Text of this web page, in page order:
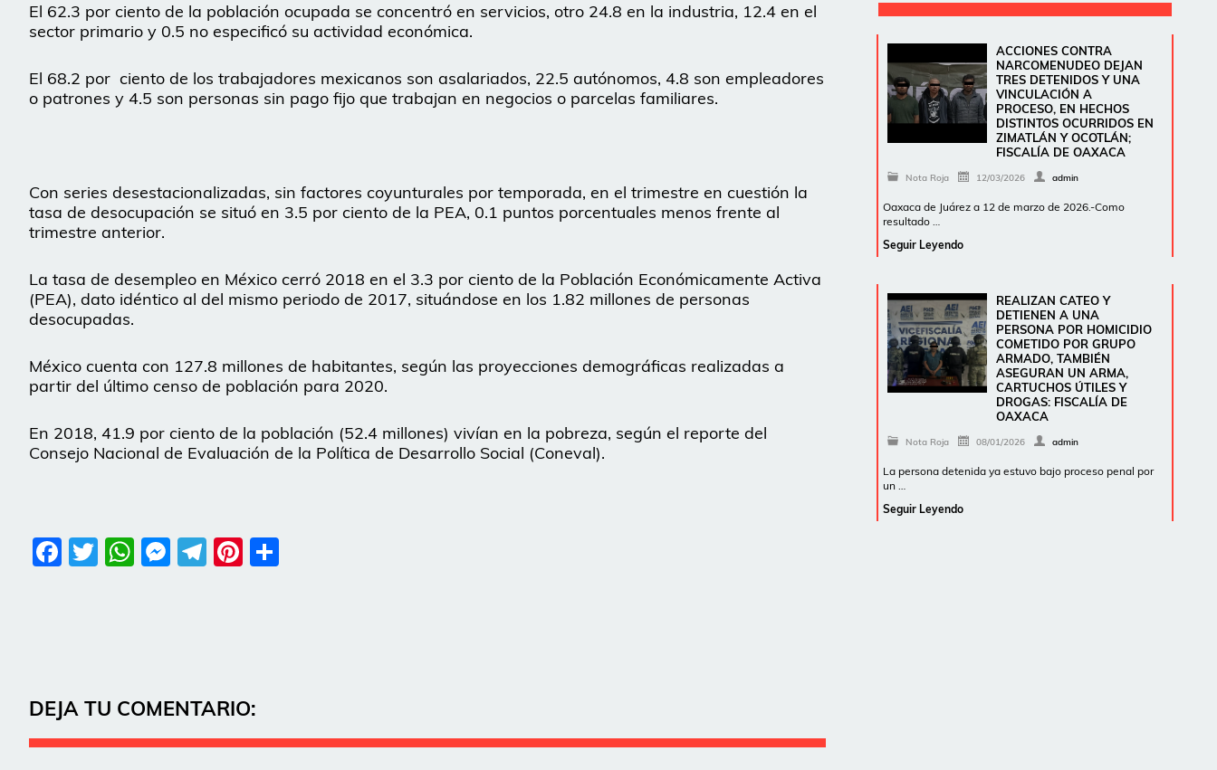
El 62.3 por ciento de la población ocupada se concentró en servicios, otro 24.8 en la industria, 12.4 en el
sector primario y 0.5 no especificó su actividad económica.
El 68.2 por ciento de los trabajadores mexicanos son asalariados, 22.5 autónomos, 4.8 son empleadores
o patrones y 4.5 son personas sin pago fijo que trabajan en negocios o parcelas familiares.
Con series desestacionalizadas, sin factores coyunturales por temporada, en el trimestre en cuestión la
tasa de desocupación se situó en 3.5 por ciento de la PEA, 0.1 puntos porcentuales menos frente al
trimestre anterior.
La tasa de desempleo en México cerró 2018 en el 3.3 por ciento de la Población Económicamente Activa
(PEA), dato idéntico al del mismo periodo de 2017, situándose en los 1.82 millones de personas
desocupadas.
México cuenta con 127.8 millones de habitantes, según las proyecciones demográficas realizadas a
partir del último censo de población para 2020.
En 2018, 41.9 por ciento de la población (52.4 millones) vivían en la pobreza, según el reporte del
Consejo Nacional de Evaluación de la Política de Desarrollo Social (Coneval).
Facebook
Twitter
WhatsApp
Messenger
Telegram
Pinterest
DEJA TU COMENTARIO:
ACCIONES CONTRA
NARCOMENUDEO DEJAN
TRES DETENIDOS Y UNA
VINCULACIÓN A
PROCESO, EN HECHOS
DISTINTOS OCURRIDOS EN
ZIMATLÁN Y OCOTLÁN;
FISCALÍA DE OAXACA
Nota Roja 12/03/2026 admin
Oaxaca de Juárez a 12 de marzo de 2026.-Como
resultado …
Seguir Leyendo
REALIZAN CATEO Y
DETIENEN A UNA
PERSONA POR HOMICIDIO
COMETIDO POR GRUPO
ARMADO, TAMBIÉN
ASEGURAN UN ARMA,
CARTUCHOS ÚTILES Y
DROGAS: FISCALÍA DE
OAXACA
Nota Roja 08/01/2026 admin
La persona detenida ya estuvo bajo proceso penal por
un …
Seguir Leyendo